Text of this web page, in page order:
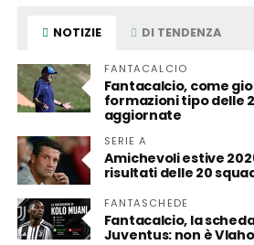
NOTIZIE DI TENDENZA
FANTACALCIO
Fantacalcio, come
formazioni tipo delle
aggiornate
SERIE A
Amichevoli estive
risultati delle 20
FANTASCHEDE
Fantacalcio, la
Juventus: non è